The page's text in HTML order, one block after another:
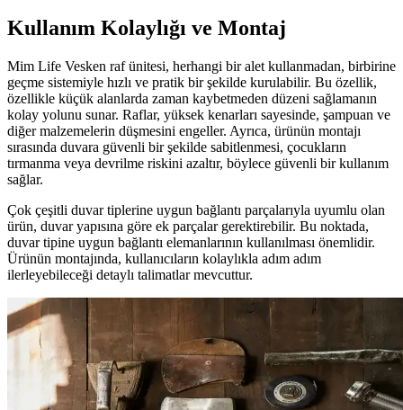
Kullanım Kolaylığı ve Montaj
Mim Life Vesken raf ünitesi, herhangi bir alet kullanmadan, birbirine
geçme sistemiyle hızlı ve pratik bir şekilde kurulabilir. Bu özellik,
özellikle küçük alanlarda zaman kaybetmeden düzeni sağlamanın
kolay yolunu sunar. Raflar, yüksek kenarları sayesinde, şampuan ve
diğer malzemelerin düşmesini engeller. Ayrıca, ürünün montajı
sırasında duvara güvenli bir şekilde sabitlenmesi, çocukların
tırmanma veya devrilme riskini azaltır, böylece güvenli bir kullanım
sağlar.
Çok çeşitli duvar tiplerine uygun bağlantı parçalarıyla uyumlu olan
ürün, duvar yapısına göre ek parçalar gerektirebilir. Bu noktada,
duvar tipine uygun bağlantı elemanlarının kullanılması önemlidir.
Ürünün montajında, kullanıcıların kolaylıkla adım adım
ilerleyebileceği detaylı talimatlar mevcuttur.